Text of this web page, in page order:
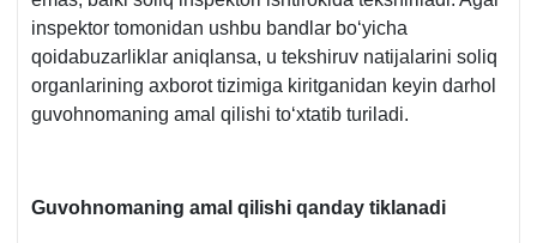
inspektor tomonidan ushbu bandlar boʻyicha
qoidabuzarliklar aniqlansa, u tekshiruv natijalarini soliq
organlarining aхborot tizimiga kiritganidan keyin darhol
guvohnomaning amal qilishi toʻхtatib turiladi.
Guvohnomaning amal qilishi qanday tiklanadi